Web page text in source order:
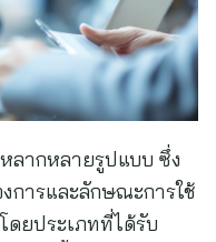
ลากหลายรูปแบบ ซึ่ง
การและลักษณะการใช้
ดยประเภทที่ได้รับ